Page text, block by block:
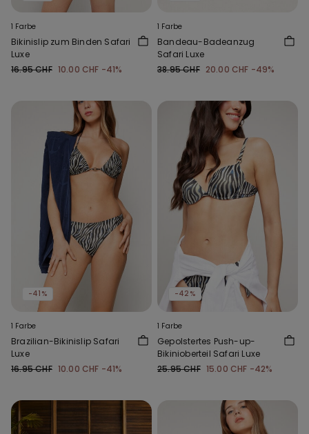
1 Farbe
Bikinislip zum Binden Safari
Luxe
16.95 CHF 10.00 CHF -41%
1 Farbe
Bandeau-Badeanzug
Safari Luxe
38.95 CHF 20.00 CHF -49%
-41%
1 Farbe
Brazilian-Bikinislip Safari
Luxe
16.95 CHF 10.00 CHF -41%
-42%
1 Farbe
Gepolstertes Push-up-
Bikinioberteil Safari Luxe
25.95 CHF 15.00 CHF -42%